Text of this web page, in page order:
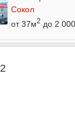
Сокол
от 37м2 до 2
2